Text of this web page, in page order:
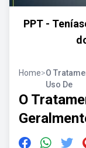
PPT -
Home>O
Uso De
O